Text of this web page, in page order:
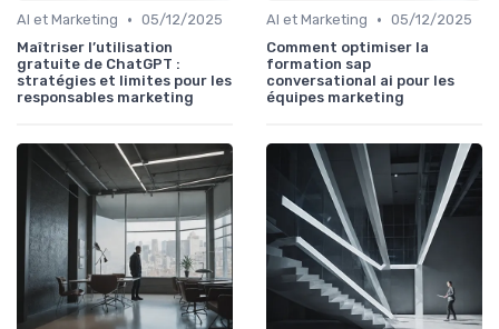
AI et Marketing • 05/12/2025
Maîtriser l’utilisation
gratuite de ChatGPT :
stratégies et limites pour les
responsables marketing
AI et Marketing • 05/12/2025
Comment optimiser la
formation sap
conversational ai pour les
équipes marketing